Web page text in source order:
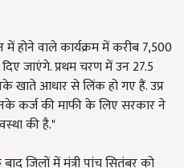
होने वाले कार्यक्रम में करीब 7,500
जाएंगे. प्रथम चरण में उन 27.5
खाते आधार से लिंक हो गए हैं. उप्र
कर्ज की माफी के लिए सरकार ने
की है."
जिलों में मंत्री पांच सितंबर को